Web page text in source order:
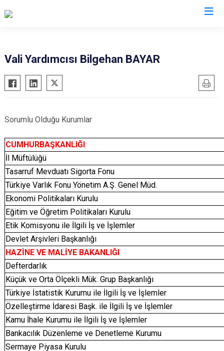
Vali Yardımcısı Bilgehan BAYAR
Sorumlu Olduğu Kurumlar
CUMHURBAŞKANLIĞI
İl Müftülüğü
Tasarruf Mevduatı Sigorta Fonu
Türkiye Varlık Fonu Yönetim A.Ş. Genel Müd.
Ekonomi Politikaları Kurulu
Eğitim ve Öğretim Politikaları Kurulu
Etik Komisyonu ile İlgili İş ve İşlemler
Devlet Arşivleri Başkanlığı
HAZİNE VE MALİYE BAKANLIĞI
Defterdarlık
Küçük ve Orta Ölçekli Mük. Grup Başkanlığı
Türkiye İstatistik Kurumu ile İlgili İş ve İşlemler
Özelleştirme İdaresi Başk. ile İlgili İş ve İşlemler
Kamu İhale Kurumu ile İlgili İş ve İşlemler
Bankacılık Düzenleme ve Denetleme Kurumu
Sermaye Piyasa Kurulu